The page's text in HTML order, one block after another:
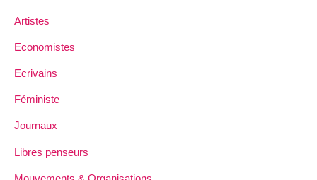
Artistes
Economistes
Ecrivains
Féministe
Journaux
Libres penseurs